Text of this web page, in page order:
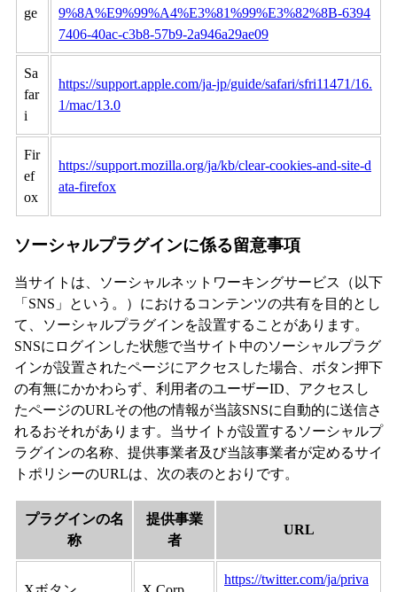
ge
9%8A%E9%99%A4%E3%81%99%E3%82%8B-6394
7406-40ac-c3b8-57b9-2a946a29ae09
Sa
far
i
https://support.apple.com/ja-jp/guide/safari/sfri11471/16.
1/mac/13.0
Fir
ef
ox
https://support.mozilla.org/ja/kb/clear-cookies-and-site-d
ata-firefox
ソーシャルプラグインに係る留意事項
当サイトは、ソーシャルネットワーキングサービス（以下
「SNS」という。）におけるコンテンツの共有を目的とし
て、ソーシャルプラグインを設置することがあります。
SNSにログインした状態で当サイト中のソーシャルプラグ
インが設置されたページにアクセスした場合、ボタン押下
の有無にかかわらず、利用者のユーザーID、アクセスし
たページのURLその他の情報が当該SNSに自動的に送信さ
れるおそれがあります。当サイトが設置するソーシャルプ
ラグインの名称、提供事業者及び当該事業者が定めるサイ
トポリシーのURLは、次の表のとおりです。
プラグインの名
称
提供事業
者
URL
https://twitter.com/ja/priva